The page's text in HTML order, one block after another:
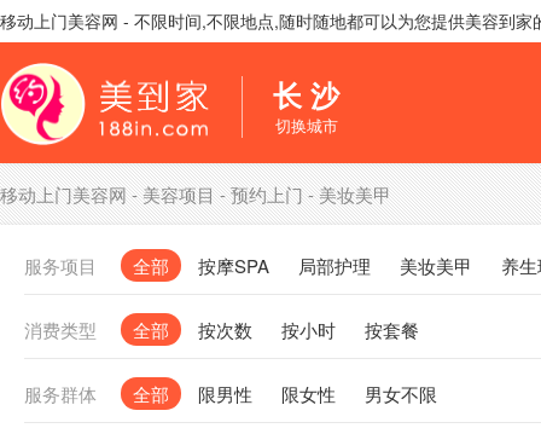
移动上门美容网 - 不限时间,不限地点,随时随地都可以为您提供美容到家
长 沙
切换城市
移动上门美容网-美容项目-预约上门-美妆美甲
服务项目 全部 按摩SPA 局部护理 美妆美甲 养
消费类型 全部 按次数 按小时 按套餐
服务群体 全部 限男性 限女性 男女不限